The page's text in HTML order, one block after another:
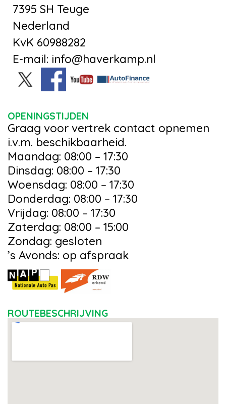
7395 SH Teuge
Nederland
KvK 60988282
E-mail: info@haverkamp.nl
OPENINGSTIJDEN
Graag voor vertrek contact opnemen
i.v.m. beschikbaarheid.
Maandag: 08:00 – 17:30
Dinsdag: 08:00 – 17:30
Woensdag: 08:00 – 17:30
Donderdag: 08:00 – 17:30
Vrijdag: 08:00 – 17:30
Zaterdag: 08:00 – 15:00
Zondag: gesloten
’s Avonds: op afspraak
ROUTEBESCHRIJVING